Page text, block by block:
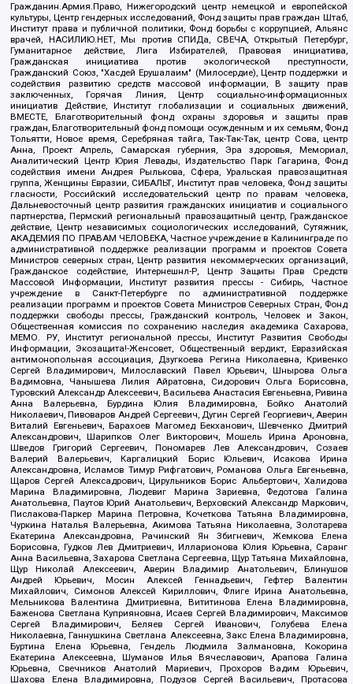
Гражданин.Армия.Право, Нижегородский центр немецкой и европейской
культуры, Центр гендерных исследований, Фонд защиты прав граждан Штаб,
Институт права и публичной политики, Фонд борьбы с коррупцией, Альянс
врачей, НАСИЛИЮ.НЕТ, Мы против СПИДа, СВЕЧА, Открытый Петербург,
Гуманитарное действие, Лига Избирателей, Правовая инициатива,
Гражданская инициатива против экологической преступности,
Гражданский Союз, "Хасдей Ерушалаим" (Милосердие), Центр поддержки и
содействия развитию средств массовой информации, В защиту прав
заключенных, Горячая Линия, Центр социально-информационных
инициатив Действие, Институт глобализации и социальных движений,
ВМЕСТЕ, Благотворительный фонд охраны здоровья и защиты прав
граждан, Благотворительный фонд помощи осужденным и их семьям, Фонд
Тольятти, Новое время, Серебряная тайга, Так-Так-Так, центр Сова, центр
Анна, Проект Апрель, Самарская губерния, Эра здоровья, Мемориал,
Аналитический Центр Юрия Левады, Издательство Парк Гагарина, Фонд
содействия имени Андрея Рылькова, Сфера, Уральская правозащитная
группа, Женщины Евразии, СИБАЛЬТ, Институт прав человека, Фонд защиты
гласности, Российский исследовательский центр по правам человека,
Дальневосточный центр развития гражданских инициатив и социального
партнерства, Пермский региональный правозащитный центр, Гражданское
действие, Центр независимых социологических исследований, Сутяжник,
АКАДЕМИЯ ПО ПРАВАМ ЧЕЛОВЕКА, Частное учреждение в Калининграде по
административной поддержке реализации программ и проектов Совета
Министров северных стран, Центр развития некоммерческих организаций,
Гражданское содействие, Интернешнл-Р, Центр Защиты Прав Средств
Массовой Информации, Институт развития прессы - Сибирь, Частное
учреждение в Санкт-Петербурге по административной поддержке
реализации программ и проектов Совета Министров Северных Стран, Фонд
поддержки свободы прессы, Гражданский контроль, Человек и Закон,
Общественная комиссия по сохранению наследия академика Сахарова,
МЕМО. РУ, Институт региональной прессы, Институт Развития Свободы
Информации, Экозащита!-Женсовет, Общественный вердикт, Евразийская
антимонопольная ассоциация, Дзугкоева Регина Николаевна, Кривенко
Сергей Владимирович, Милославский Павел Юрьевич, Шнырова Ольга
Вадимовна, Чанышева Лилия Айратовна, Сидорович Ольга Борисовна,
Туровский Александр Алексеевич, Васильева Анастасия Евгеньевна, Ривина
Анна Валерьевна, Бурдина Юлия Владимировна, Бойко Анатолий
Николаевич, Пивоваров Андрей Сергеевич, Дугин Сергей Георгиевич, Аверин
Виталий Евгеньевич, Барахоев Магомед Бекханович, Шевченко Дмитрий
Александрович, Шарипков Олег Викторович, Мошель Ирина Ароновна,
Шведов Григорий Сергеевич, Пономарев Лев Александрович, Созаев
Валерий Валерьевич, Каргалицкий Борис Юльевич, Исакова Ирина
Александровна, Исламов Тимур Рифгатович, Романова Ольга Евгеньевна,
Щаров Сергей Алексадрович, Цирульников Борис Альбертович, Халидова
Марина Владимировна, Людевиг Марина Зариевна, Федотова Галина
Анатольевна, Паутов Юрий Анатольевич, Верховский Александр Маркович,
Пислакова-Паркер Марина Петровна, Кочеткова Татьяна Владимировна,
Чуркина Наталья Валерьевна, Акимова Татьяна Николаевна, Золотарева
Екатерина Александровна, Рачинский Ян Збигневич, Жемкова Елена
Борисовна, Гудков Лев Дмитриевич, Илларионова Юлия Юрьевна, Саранг
Анна Васильевна, Захарова Светлана Сергеевна, Щур Татьяна Михайловна,
Щур Николай Алексеевич, Аверин Владимир Анатольевич, Блинушов
Андрей Юрьевич, Мосин Алексей Геннадьевич, Гефтер Валентин
Михайлович, Симонов Алексей Кириллович, Флиге Ирина Анатольевна,
Мельникова Валентина Дмитриевна, Вититинова Елена Владимировна,
Баженова Светлана Куприяновна, Исаев Сергей Владимирович, Максимов
Сергей Владимирович, Беляев Сергей Иванович, Голубева Елена
Николаевна, Ганнушкина Светлана Алексеевна, Закс Елена Владимировна,
Буртина Елена Юрьевна, Гендель Людмила Залмановна, Кокорина
Екатерина Алексеевна, Шуманов Илья Вячеславович, Арапова Галина
Юрьевна, Свечников Анатолий Мариевич, Прохоров Вадим Юрьевич,
Шахова Елена Владимировна, Подузов Сергей Васильевич, Протасова